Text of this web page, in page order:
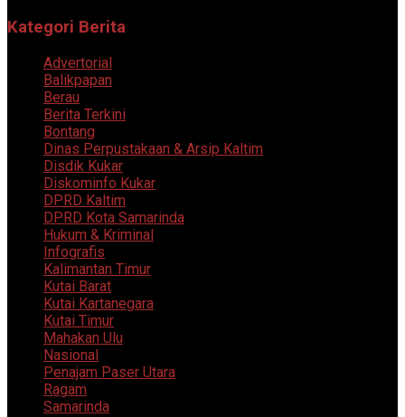
Kategori Berita
Advertorial
Balikpapan
Berau
Berita Terkini
Bontang
Dinas Perpustakaan & Arsip Kaltim
Disdik Kukar
Diskominfo Kukar
DPRD Kaltim
DPRD Kota Samarinda
Hukum & Kriminal
Infografis
Kalimantan Timur
Kutai Barat
Kutai Kartanegara
Kutai Timur
Mahakan Ulu
Nasional
Penajam Paser Utara
Ragam
Samarinda